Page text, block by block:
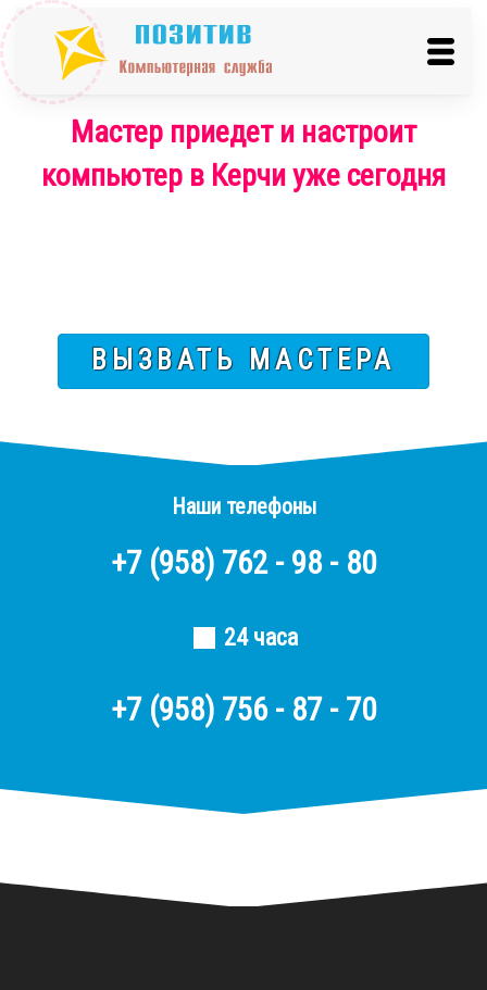
Мастер приедет и настроит
компьютер в Керчи уже сегодня
ВЫЗВАТЬ МАСТЕРА
Наши телефоны
+7 (958) 762 - 98 - 80
24 часа
+7 (958) 756 - 87 - 70